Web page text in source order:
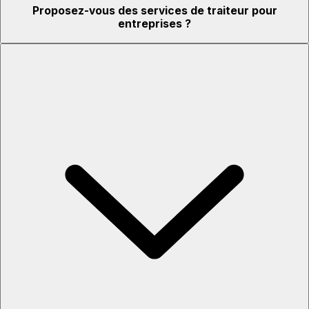
Proposez-vous des services de traiteur pour
entreprises ?